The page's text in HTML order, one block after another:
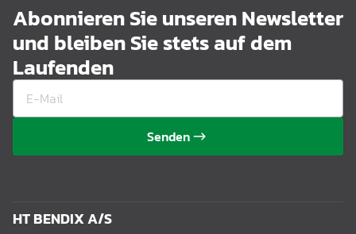
Abonnieren Sie unseren Newsletter
und bleiben Sie stets auf dem
Laufenden
Senden
HT BENDIX A/S